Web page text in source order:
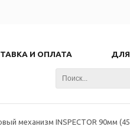
И ОПЛАТА ДЛЯ
механизм INSPECTOR 90мм